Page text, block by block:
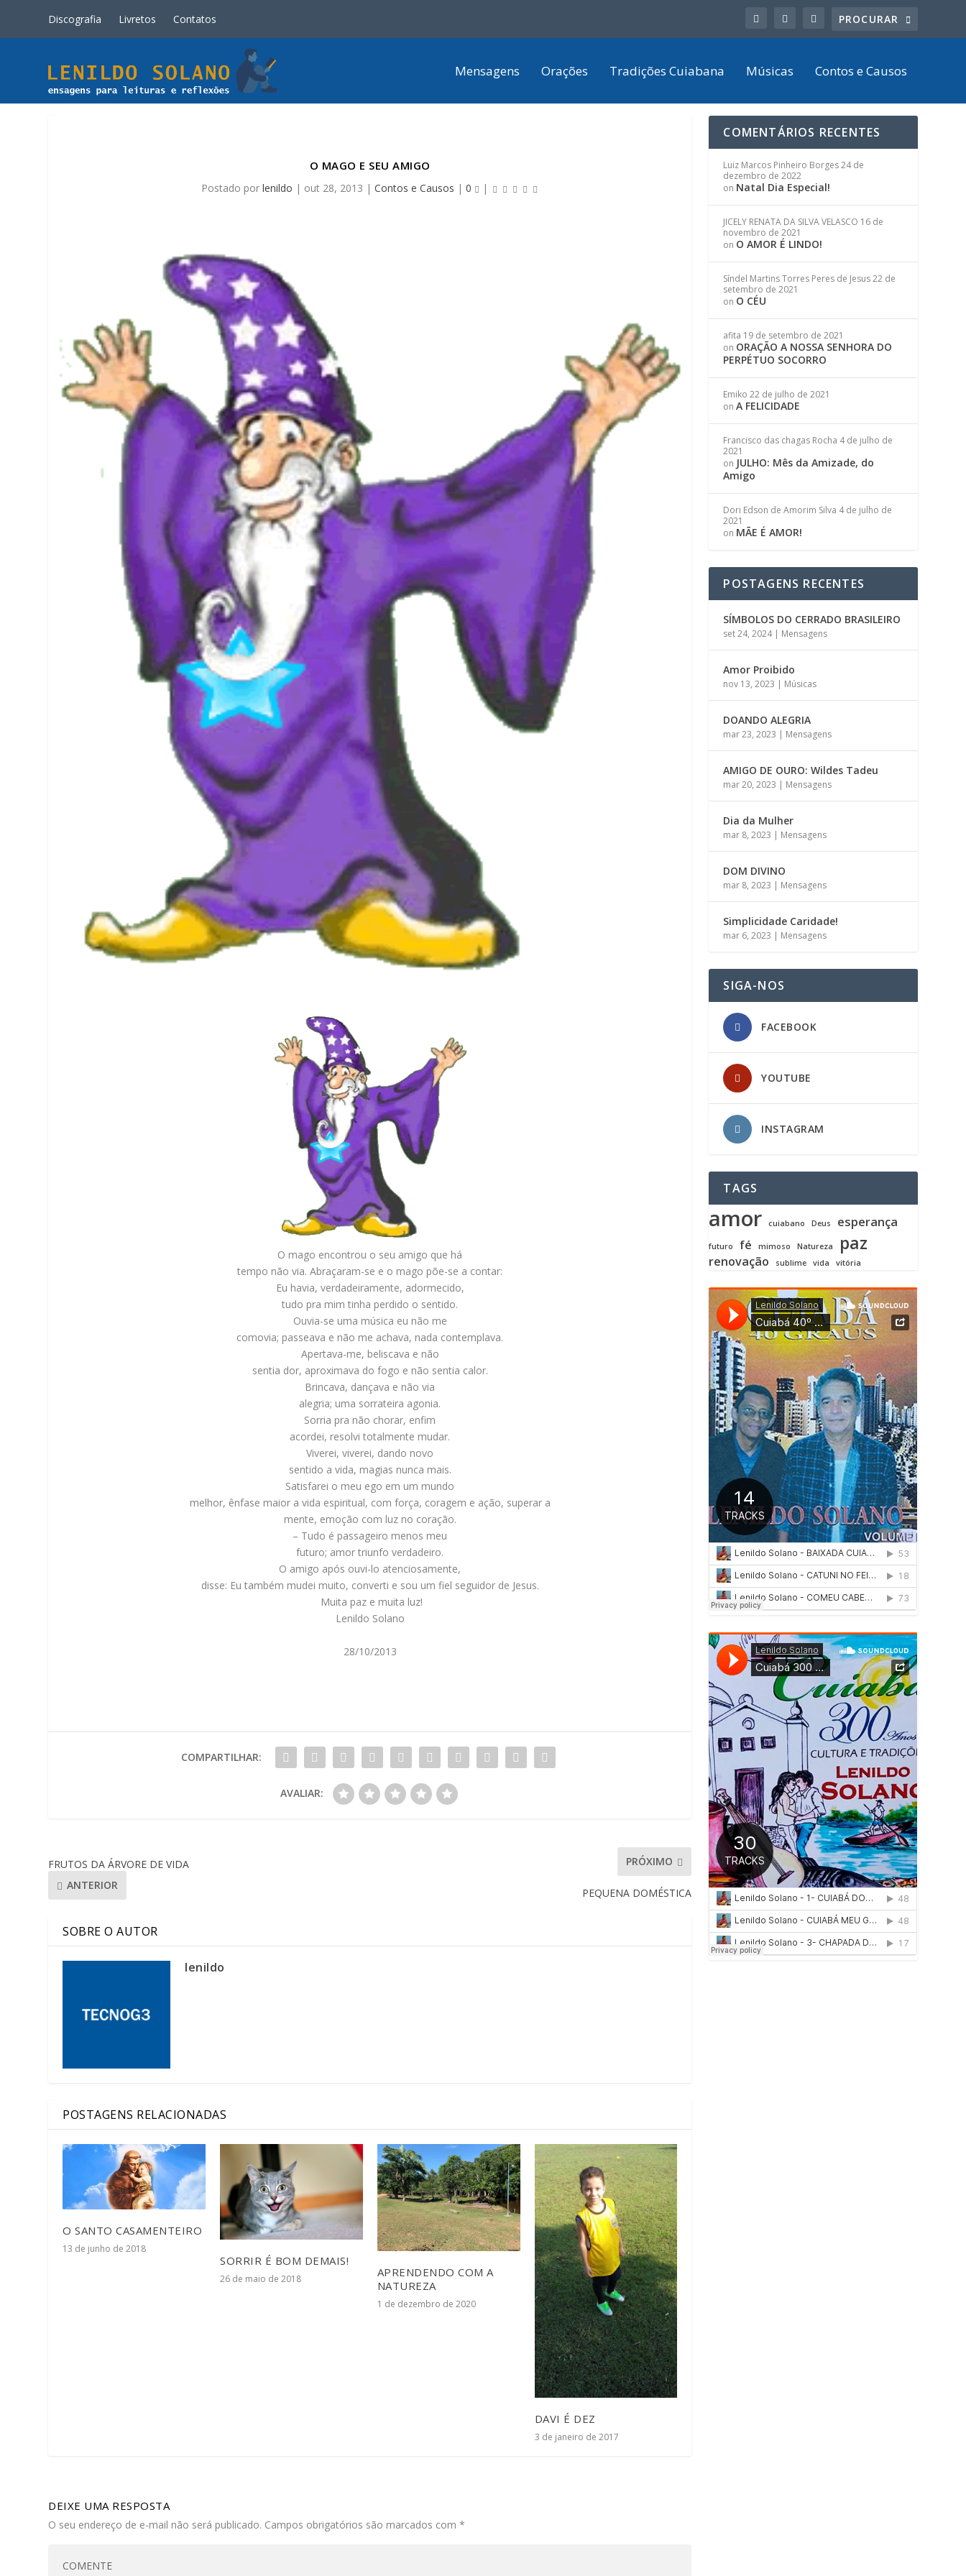
Discografia Livretos Contatos
Mensagens Orações Tradições Cuiabana Músicas Contos e Causos
O MAGO E SEU AMIGO
Postado porlenildo | out 28, 2013 |Contos e Causos |0 |
O mago encontrou o seu amigo que há
tempo não via. Abraçaram-se e o mago põe-se a contar:
Eu havia, verdadeiramente, adormecido,
tudo pra mim tinha perdido o sentido.
Ouvia-se uma música eu não me
comovia; passeava e não me achava, nada contemplava.
Apertava-me, beliscava e não
sentia dor, aproximava do fogo e não sentia calor.
Brincava, dançava e não via
alegria; uma sorrateira agonia.
Sorria pra não chorar, enfim
acordei, resolvi totalmente mudar.
Viverei, viverei, dando novo
sentido a vida, magias nunca mais.
Satisfarei o meu ego em um mundo
melhor, ênfase maior a vida espiritual, com força, coragem e ação, superar a
mente, emoção com luz no coração.
– Tudo é passageiro menos meu
futuro; amor triunfo verdadeiro.
O amigo após ouvi-lo atenciosamente,
disse: Eu também mudei muito, converti e sou um fiel seguidor de Jesus.
Muita paz e muita luz!
Lenildo Solano
28/10/2013
COMPARTILHAR:
AVALIAR:
FRUTOS DA ÁRVORE DE VIDA
ANTERIOR
PRÓXIMO
PEQUENA DOMÉSTICA
SOBRE O AUTOR
lenildo
POSTAGENS RELACIONADAS
O SANTO CASAMENTEIRO
13 de junho de 2018
SORRIR É BOM DEMAIS!
26 de maio de 2018
APRENDENDO COM A
NATUREZA
1 de dezembro de 2020
DAVI É DEZ
3 de janeiro de 2017
DEIXE UMA RESPOSTA
O seu endereço de e-mail não será publicado. Campos obrigatórios são marcados com*
COMENTÁRIOS RECENTES
Luiz Marcos Pinheiro Borges24 de
dezembro de 2022
on Natal Dia Especial!
JICELY RENATA DA SILVA VELASCO 16 de
novembro de 2021
on O AMOR É LINDO!
Síndel Martins Torres Peres de Jesus22 de
setembro de 2021
on O CÉU
afita 19 de setembro de 2021
on ORAÇÃO A NOSSA SENHORA DO
PERPÉTUO SOCORRO
Emiko 22 de julho de 2021
onA FELICIDADE
Francisco das chagas Rocha 4 de julho de
2021
on JULHO: Mês da Amizade, do
Amigo
Dori Edson de Amorim Silva 4 de julho de
2021
on MÃE É AMOR!
POSTAGENS RECENTES
SÍMBOLOS DO CERRADO BRASILEIRO
set 24, 2024| Mensagens
Amor Proibido
nov 13, 2023 | Músicas
DOANDO ALEGRIA
mar 23, 2023 | Mensagens
AMIGO DE OURO: Wildes Tadeu
mar 20, 2023 | Mensagens
Dia da Mulher
mar 8, 2023 | Mensagens
DOM DIVINO
mar 8, 2023 | Mensagens
Simplicidade Caridade!
mar 6, 2023 | Mensagens
SIGA-NOS
FACEBOOK
YOUTUBE
INSTAGRAM
TAGS
amor cuiabano Deus esperança
futuro fé mimoso Natureza paz
renovação sublime vida vitória